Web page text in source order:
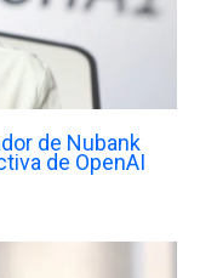
de Nubank
de OpenAI